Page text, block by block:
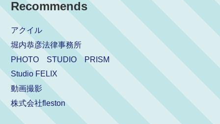
Recommends
アクイル
堀内恭彦法律事務所
PHOTO STUDIO PRISM
Studio FELIX
動画撮影
株式会社fleston